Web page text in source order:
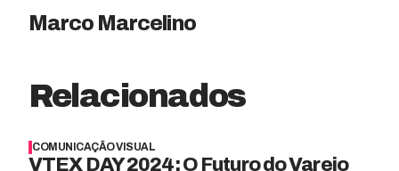
Marco Marcelino
Relacionados
COMUNICAÇÃO VISUAL
VTEX DAY 2024: O Futuro do Varejo